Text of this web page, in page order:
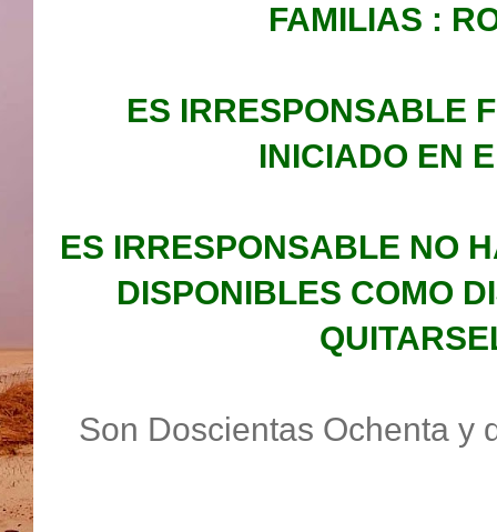
FAMILIAS :
ES IRRESPONSABLE
INICIADO EN
ES IRRESPONSABLE NO
DISPONIBLES COMO
Son Doscientas Ochenta y